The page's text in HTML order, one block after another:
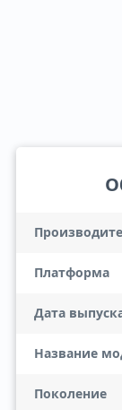
Платформа
Дата
Название
Поколение